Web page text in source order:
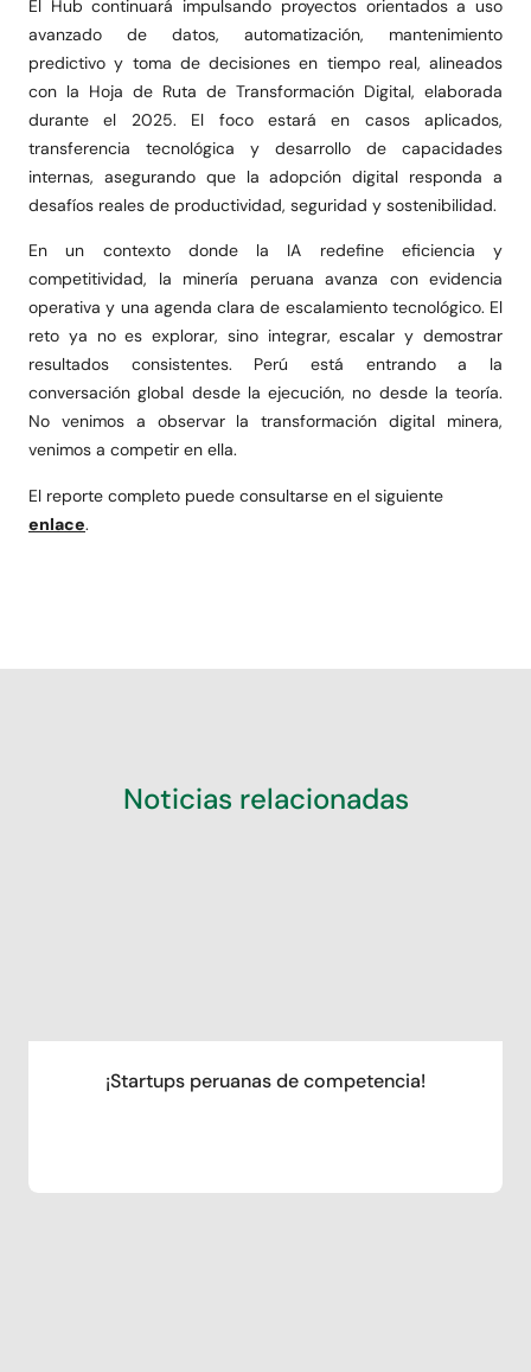
El Hub continuará impulsando proyectos orientados a uso
avanzado de datos, automatización, mantenimiento
predictivo y toma de decisiones en tiempo real, alineados
con la Hoja de Ruta de Transformación Digital, elaborada
durante el 2025. El foco estará en casos aplicados,
transferencia tecnológica y desarrollo de capacidades
internas, asegurando que la adopción digital responda a
desafíos reales de productividad, seguridad y sostenibilidad.
En un contexto donde la IA redefine eficiencia y
competitividad, la minería peruana avanza con evidencia
operativa y una agenda clara de escalamiento tecnológico. El
reto ya no es explorar, sino integrar, escalar y demostrar
resultados consistentes. Perú está entrando a la
conversación global desde la ejecución, no desde la teoría.
No venimos a observar la transformación digital minera,
venimos a competir en ella.
El reporte completo puede consultarse en el siguiente
enlace.
Noticias relacionadas
¡Startups peruanas de competencia!